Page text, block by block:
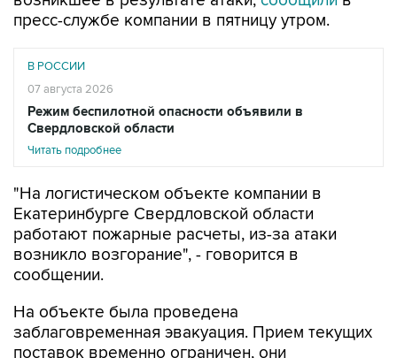
В РОССИИ
Режим беспилотной опасности объявили в
Свердловской области
Читать подробнее
"На логистическом объекте компании в
работают пожарные расчеты, из-за атаки
возникло возгорание", - говорится в
сообщении.
На объекте была проведена
поставок временно ограничен, они
перенаправлены на другие объекты.